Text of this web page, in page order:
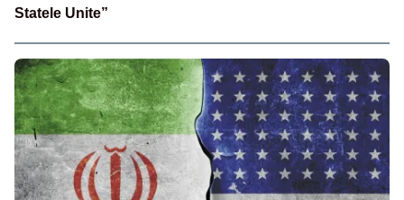
Statele Unite”